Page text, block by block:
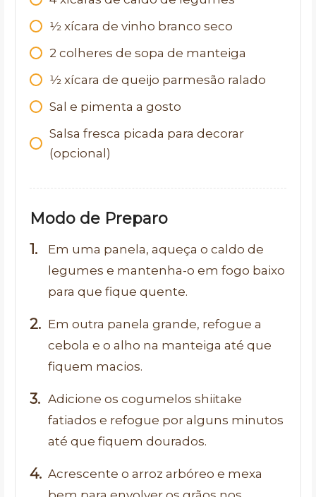
1⁄2 xícara de vinho branco seco
2 colheres de sopa de manteiga
1⁄2 xícara de queijo parmesão ralado
Sal e pimenta a gosto
Salsa fresca picada para decorar
(opcional)
Modo de Preparo
Em uma panela, aqueça o caldo de
legumes e mantenha-o em fogo baixo
para que fique quente.
Em outra panela grande, refogue a
cebola e o alho na manteiga até que
fiquem macios.
Adicione os cogumelos shiitake
fatiados e refogue por alguns minutos
até que fiquem dourados.
Acrescente o arroz arbóreo e mexa